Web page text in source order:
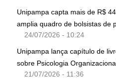
Unipampa capta mais de R$
amplia quadro de bolsistas de
24/07/2026 - 10:24
Unipampa lança capítulo de
sobre Psicologia
21/07/2026 - 11:36